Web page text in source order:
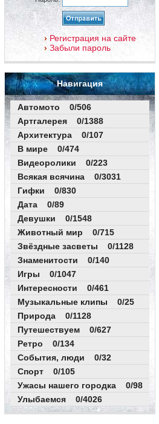
Регистрация на сайте
Забыли пароль
Навигация
Автомото 0/506
Артгалерея 0/1388
Архитектура 0/107
В мире 0/474
Видеоролики 0/223
Всякая всячина 0/3031
Гифки 0/830
Дата 0/89
Девушки 0/1548
Животный мир 0/715
Звёздные засветы 0/1128
Знаменитости 0/140
Игры 0/1047
Интересности 0/461
Музыкальные клипы 0/25
Природа 0/1128
Путешествуем 0/627
Ретро 0/134
События, люди 0/32
Спорт 0/105
Ужасы нашего городка 0/98
Улыбаемся 0/4026